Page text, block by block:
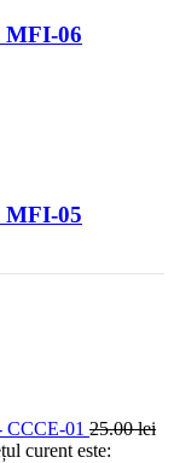
MFI-06
MFI-05
CCCE-01 25.00lei
curent este: